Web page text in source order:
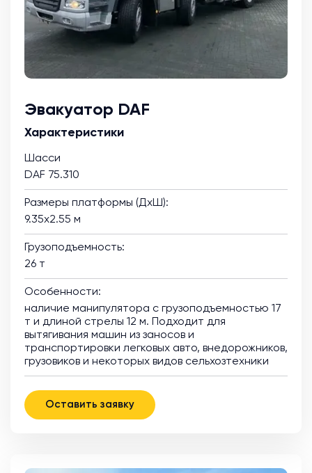
Эвакуатор DAF
Характеристики
Шасси
DAF 75.310
Размеры платформы (ДхШ):
9.35х2.55 м
Грузоподъемность:
26 т
Особенности:
наличие манипулятора с грузоподъемностью 17
т и длиной стрелы 12 м. Подходит для
вытягивания машин из заносов и
транспортировки легковых авто, внедорожников,
грузовиков и некоторых видов сельхозтехники
Оставить заявку